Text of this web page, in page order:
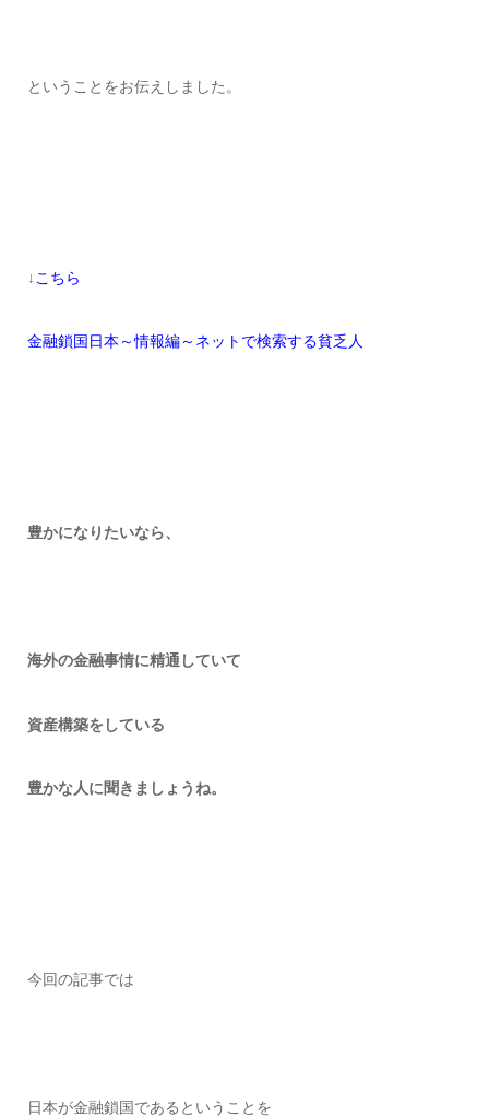
ということをお伝えしました。
↓ こちら
金融鎖国日本～情報編～ネットで検索する貧乏人
豊かになりたいなら、
海外の金融事情に精通していて
資産構築をしている
豊かな人に聞きましょうね。
今回の記事では
日本が金融鎖国であるということを